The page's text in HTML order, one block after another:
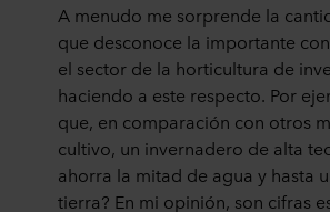
A menudo me sorprende la
que desconoce la importante
el sector de la horticultura de
haciendo a este respecto. Por
que, en comparación con otros
cultivo, un invernadero de alta
ahorra la mitad de agua y hasta
tierra? En mi opinión, son cifras